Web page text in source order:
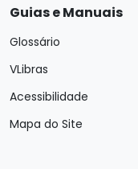
Guias e Manuais
Glossário
VLibras
Acessibilidade
Mapa do Site